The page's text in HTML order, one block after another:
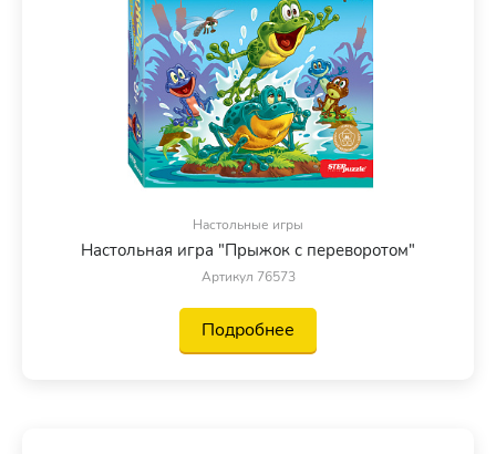
Настольные игры
Настольная игра "Прыжок с переворотом"
Артикул 76573
Подробнее